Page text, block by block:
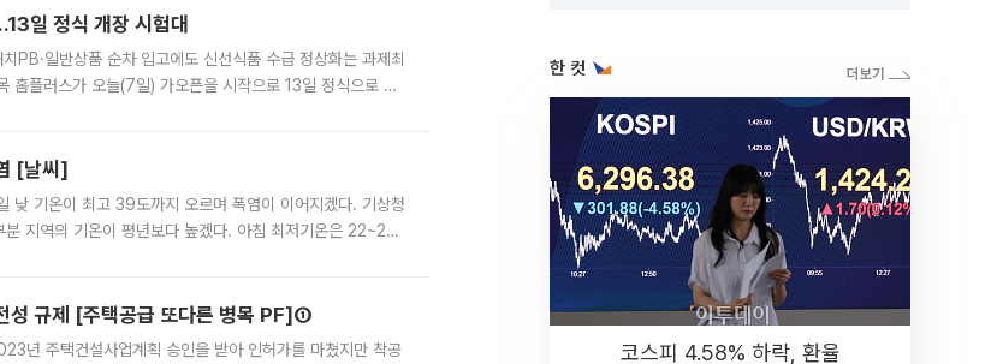
일 정식 개장 시험대
PB·일반상품 순차 입고에도 신선식품 수급 정상화는 과제최
홈플러스가 오늘(7일) 가오픈을 시작으로 13일 정식으로 재
[날씨]
낮 기온이 최고 39도까지 오르며 폭염이 이어지겠다. 기상청
지역의 기온이 평년보다 높겠다. 아침 최저기온은 22~27
성 규제 [주택공급 또다른 병목 PF]①
년 주택건설사업계획 승인을 받아 인허가를 마쳤지만 착공
한 컷
코스피 4.58% 하락, 환율